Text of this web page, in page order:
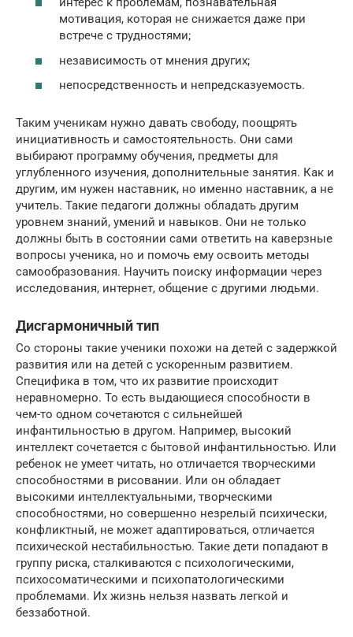
мотивация, которая не снижается даже при
встрече с трудностями;
независимость от мнения других;
непосредственность и непредсказуемость.
Таким ученикам нужно давать свободу, поощрять
инициативность и самостоятельность. Они сами
выбирают программу обучения, предметы для
углубленного изучения, дополнительные занятия. Как и
другим, им нужен наставник, но именно наставник, а не
учитель. Такие педагоги должны обладать другим
уровнем знаний, умений и навыков. Они не только
должны быть в состоянии сами ответить на каверзные
вопросы ученика, но и помочь ему освоить методы
самообразования. Научить поиску информации через
исследования, интернет, общение с другими людьми.
Дисгармоничный тип
Со стороны такие ученики похожи на детей с задержкой
развития или на детей с ускоренным развитием.
Специфика в том, что их развитие происходит
неравномерно. То есть выдающиеся способности в
чем-то одном сочетаются с сильнейшей
инфантильностью в другом. Например, высокий
интеллект сочетается с бытовой инфантильностью. Или
ребенок не умеет читать, но отличается творческими
способностями в рисовании. Или он обладает
высокими интеллектуальными, творческими
способностями, но совершенно незрелый психически,
конфликтный, не может адаптироваться, отличается
психической нестабильностью. Такие дети попадают в
группу риска, сталкиваются с психологическими,
психосоматическими и психопатологическими
проблемами. Их жизнь нельзя назвать легкой и
беззаботной.